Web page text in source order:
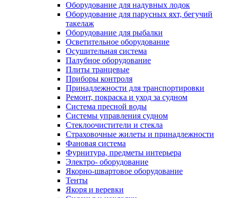
Оборудование для надувных лодок
Оборудование для парусных яхт, бегучий
такелаж
Оборудование для рыбалки
Осветительное оборудование
Осушительная система
Палубное оборудование
Плиты транцевые
Приборы контроля
Принадлежности для транспортировки
Ремонт, покраска и уход за судном
Система пресной воды
Системы управления судном
Стеклоочистители и стекла
Страховочные жилеты и принадлежности
Фановая система
Фурнитура, предметы интерьера
Электро- оборудование
Якорно-швартовое оборудование
Тенты
Якоря и веревки